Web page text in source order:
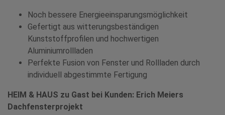
Noch bessere Energieeinsparungsmöglichkeit
Gefertigt aus witterungsbeständigen
Kunststoffprofilen und hochwertigen
Aluminiumrollladen
Perfekte Fusion von Fenster und Rollladen durch
individuell abgestimmte Fertigung
HEIM & HAUS zu Gast bei Kunden: Erich Meiers
Dachfensterprojekt